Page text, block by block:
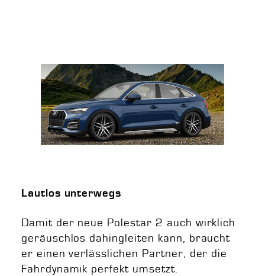
Lautlos unterwegs
Damit der neue Polestar 2 auch wirklich
geräuschlos dahingleiten kann, braucht
er einen verlässlichen Partner, der die
Fahrdynamik perfekt umsetzt.